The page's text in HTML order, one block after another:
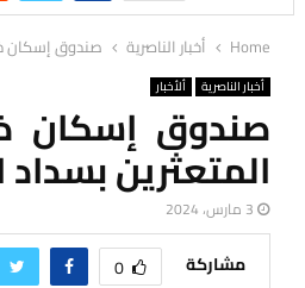
Home أخبار الناصرية صندوق إسكان
أخبار الناصرية ألأخبار
صندوق إسكان
المتعثرين
3 مارس، 2024
مشاركة 0